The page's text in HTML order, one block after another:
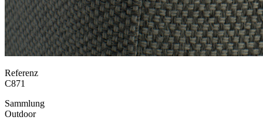
Referenz
C871
Sammlung
Outdoor